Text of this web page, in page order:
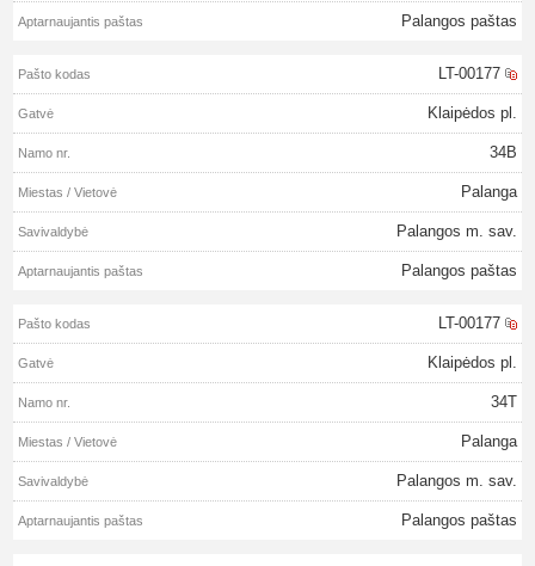
Palangos paštas
LT-00177
Klaipėdos pl.
34B
Palanga
Palangos m. sav.
Palangos paštas
LT-00177
Klaipėdos pl.
34T
Palanga
Palangos m. sav.
Palangos paštas